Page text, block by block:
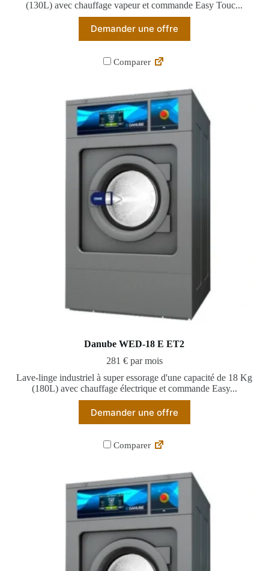
(130L) avec chauffage vapeur et commande Easy Touc...
Demander une offre
Comparer
Danube WED-18 E ET2
281 € par mois
Lave-linge industriel à super essorage d'une capacité de 18 Kg
(180L) avec chauffage électrique et commande Easy...
Demander une offre
Comparer